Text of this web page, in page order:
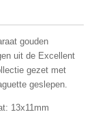
gouden
uit de Excellent
gezet met
geslepen.
13x11mm